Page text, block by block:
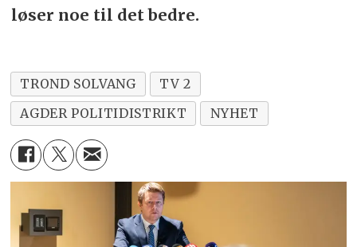
løser noe til det bedre.
TROND SOLVANG
TV 2
AGDER POLITIDISTRIKT
NYHET